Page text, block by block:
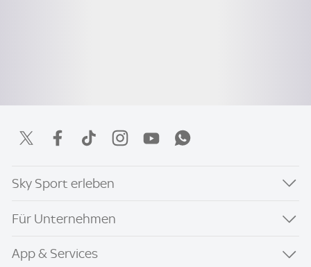
Sky Sport erleben
Für Unternehmen
App & Services